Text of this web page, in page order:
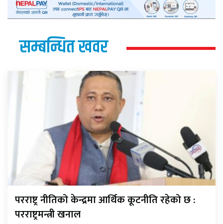
सम्बन्धित खवर
परराष्ट्र नीतिको केन्द्रमा आर्थिक कूटनीति रहेको छ :
परराष्ट्रमन्त्री खनाल